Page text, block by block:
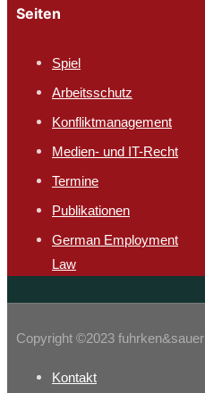
Seiten
Spiel
Arbeitsschutz​
Konfliktmanagement
Medien- und IT-Recht
Termine
Publikationen
German Employment
Law
Copyright ©2023 fuhrken&sauer
Kontakt